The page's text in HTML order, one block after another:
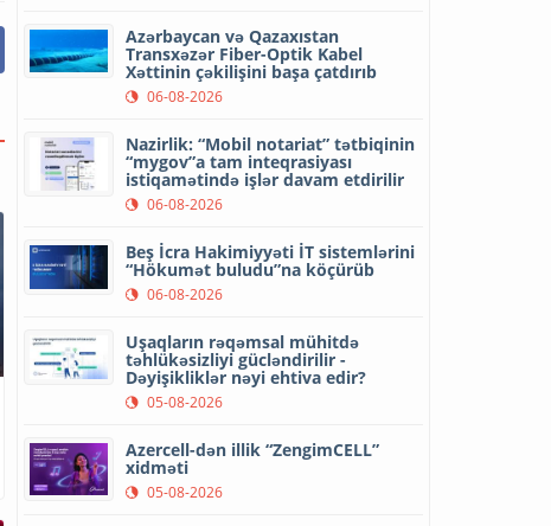
Azərbaycan və Qazaxıstan
Transxəzər Fiber-Optik Kabel
Xəttinin çəkilişini başa çatdırıb
06-08-2026
Nazirlik: “Mobil notariat” tətbiqinin
“mygov”a tam inteqrasiyası
istiqamətində işlər davam etdirilir
06-08-2026
Beş İcra Hakimiyyəti İT sistemlərini
“Hökumət buludu”na köçürüb
06-08-2026
Uşaqların rəqəmsal mühitdə
təhlükəsizliyi gücləndirilir -
Dəyişikliklər nəyi ehtiva edir?
05-08-2026
Azercell-dən illik “ZengimCELL”
xidməti
05-08-2026